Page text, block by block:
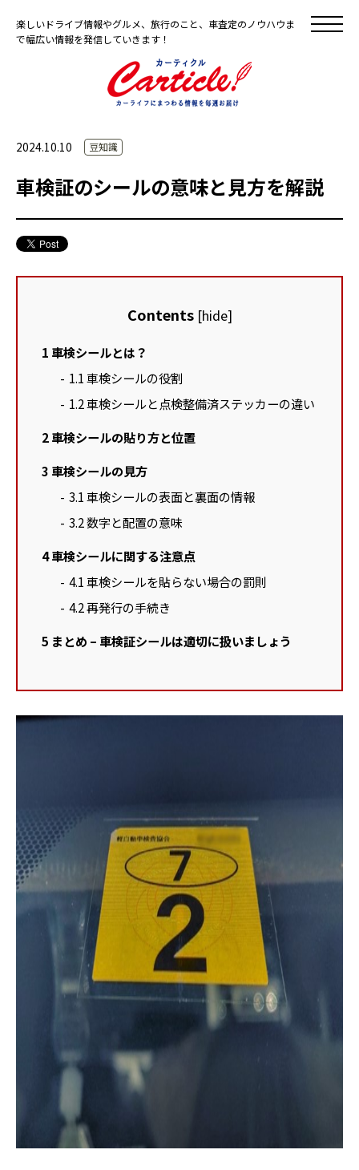
楽しいドライブ情報やグルメ、旅行のこと、車査定のノウハウま
で幅広い情報を発信していきます！
2024.10.10 豆知識
車検証のシールの意味と見方を解説
Contents [hide]
1 車検シールとは？
1.1車検シールの役割
1.2車検シールと点検整備済ステッカーの違い
2車検シールの貼り方と位置
3 車検シールの見方
3.1車検シールの表面と裏面の情報
3.2数字と配置の意味
4車検シールに関する注意点
4.1車検シールを貼らない場合の罰則
4.2再発行の手続き
5 まとめ – 車検証シールは適切に扱いましょう